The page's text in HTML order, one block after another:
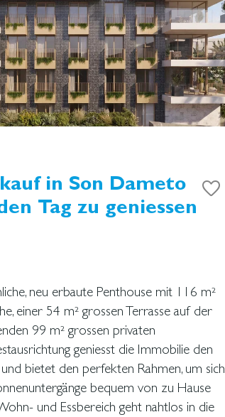
in Son Dameto
Tag zu geniessen
neu erbaute Penthouse mit 116 m²
einer 54 m² grossen Terrasse auf der
99 m² grossen privaten
geniesst die Immobilie den
bietet den perfekten Rahmen, um sich
bequem von zu Hause
und Essbereich geht nahtlos in die
hohen Standards erbaute Penthouse
Energiesysteme, Fußbodenheizung,
Doppelverglasung, was
gewährleistet. Die Bewohner
angelegten Gemeinschaftsgärten und
exklusive Umgebung bieten, die man
Dank seiner idealen Lage in der Nähe